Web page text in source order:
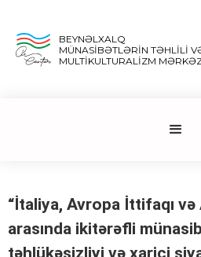
BEYNƏLXALQ
MÜNASİBƏTLƏRİN TƏHLİLİ
MULTİKULTURALİZM
“İtaliya, Avropa İttifaqı
arasında ikitərəfli
təhlükəsizliyi və xarici